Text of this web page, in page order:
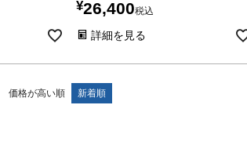
¥26,400税込
詳細を見る
価格が高い順 新着順